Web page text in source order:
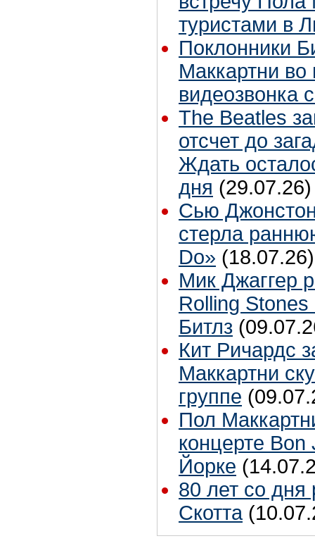
туристами в
Поклонники
Маккартни во
видеозвонка
The Beatles
отсчет до
Ждать
дня (29.07.26)
Сью
стерла
Do» (18.07.26)
Мик Джаггер
Rolling Stones
Битлз
Кит Ричардс
Маккартни
группе
Пол
концерте
Йорке
80 лет со
Скотта